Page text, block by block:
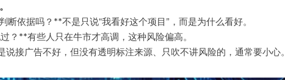
依据吗？**不是只说“我看好这个项目”，而是为什么看好。
？**有些人只在牛市才高调，这种风险偏高。
接广告不好，但没有透明标注来源、只吹不讲风险的，通常要小心。